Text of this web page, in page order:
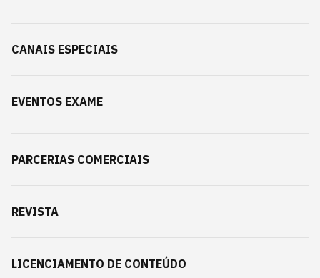
CANAIS ESPECIAIS
EVENTOS EXAME
PARCERIAS COMERCIAIS
REVISTA
LICENCIAMENTO DE CONTEÚDO